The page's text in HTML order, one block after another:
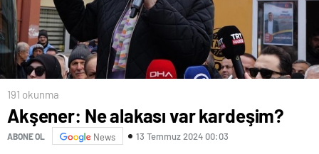
191 okunma
Akşener: Ne alakası var kardeşim?
ABONE OL News 13 Temmuz 2024 00:03